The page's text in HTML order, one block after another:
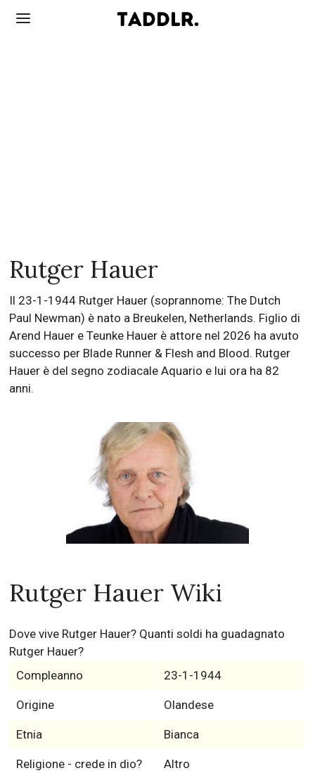
Rutger Hauer
Il 23-1-1944 Rutger Hauer (soprannome: The Dutch
Paul Newman) è nato a Breukelen, Netherlands. Figlio di
Arend Hauer e Teunke Hauer è attore nel 2026 ha avuto
successo per Blade Runner & Flesh and Blood. Rutger
Hauer è del segno zodiacale Aquario e lui ora ha 82
anni.
Rutger Hauer Wiki
Dove vive Rutger Hauer? Quanti soldi ha guadagnato
Rutger Hauer?
Compleanno
23-1-1944
Origine Olandese
Etnia Bianca
Religione - crede in dio? Altro